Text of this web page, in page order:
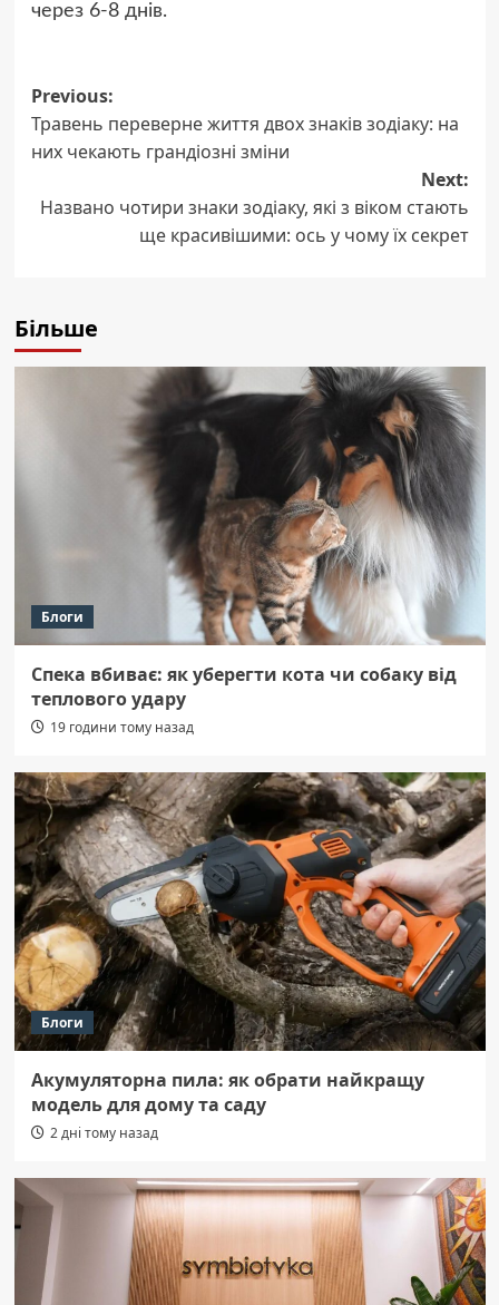
через 6-8 днів.
Post
navigation
Previous:
Травень переверне життя двох знаків зодіаку: на
них чекають грандіозні зміни
Next:
Названо чотири знаки зодіаку, які з віком стають
ще красивішими: ось у чому їх секрет
Більше
Блоги
Спека вбиває: як уберегти кота чи собаку від
теплового удару
19 години тому назад
Блоги
Акумуляторна пила: як обрати найкращу
модель для дому та саду
2 дні тому назад